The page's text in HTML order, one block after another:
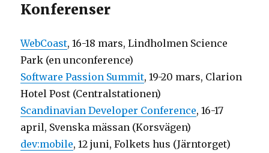
Konferenser
WebCoast, 16-18 mars, Lindholmen Science
Park (en unconference)
Software Passion Summit, 19-20 mars, Clarion
Hotel Post (Centralstationen)
Scandinavian Developer Conference, 16-17
april, Svenska mässan (Korsvägen)
dev:mobile, 12 juni, Folkets hus (Järntorget)